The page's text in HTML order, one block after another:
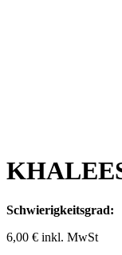
Schwierigkeitsgrad:
6,00 € inkl. MwSt